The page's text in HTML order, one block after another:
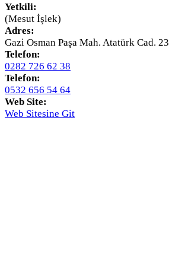
Yetkili:
(Mesut İşlek)
Adres:
Gazi Osman Paşa Mah. Atatürk Cad. 23
Telefon:
0282 726 62 38
Telefon:
0532 656 54 64
Web Site:
Web Sitesine Git